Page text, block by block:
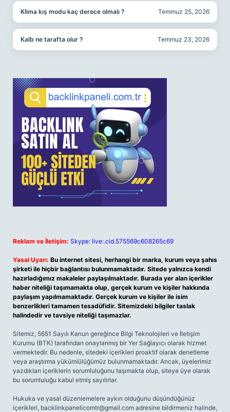
Klima kış modu kaç derece olmalı ? Temmuz 25, 2026
Kalb ne tarafta olur ? Temmuz 23, 2026
Reklam ve İletişim: Skype: live:.cid.575569c608265c69
Yasal Uyarı: Bu internet sitesi, herhangi bir marka, kurum veya şahıs
şirketi ile hiçbir bağlantısı bulunmamaktadır. Sitede yalnızca kendi
hazırladığımız makaleler paylaşılmaktadır. Burada yer alan içerikler
haber niteliği taşımamakta olup, gerçek kurum ve kişiler hakkında
paylaşım yapılmamaktadır. Gerçek kurum ve kişiler ile isim
benzerlikleri tamamen tesadüfidir. Sitemizdeki bilgiler taslak
halindedir ve tavsiye niteliği taşımazlar.
Sitemiz, 5651 Sayılı Kanun gereğince Bilgi Teknolojileri ve İletişim
Kurumu (BTK) tarafından onaylanmış bir Yer Sağlayıcı olarak hizmet
vermektedir. Bu nedenle, sitedeki içerikleri proaktif olarak denetleme
veya araştırma yükümlülüğümüz bulunmamaktadır. Ancak, üyelerimiz
yazdıkları içeriklerin sorumluluğunu taşımakta olup, siteye üye olarak
bu sorumluluğu kabul etmiş sayılırlar.
Hukuka ve yasal düzenlemelere aykırı olduğunu düşündüğünüz
içerikleri, backlinkpanelicomtr@gmail.com adresine bildirmeniz halinde,